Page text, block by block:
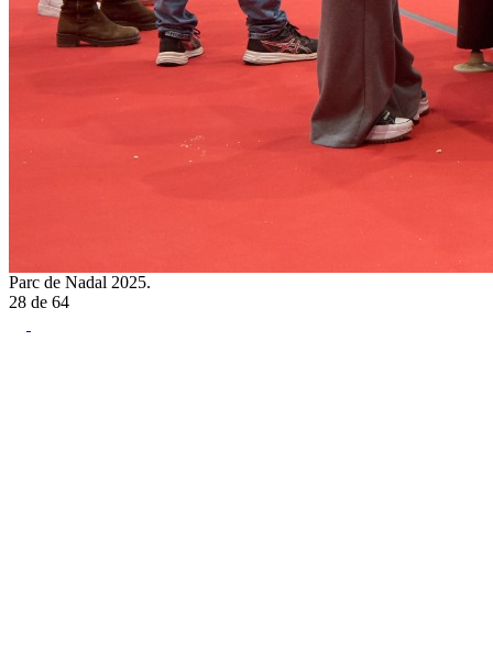
Parc de Nadal 2025.
28 de 64